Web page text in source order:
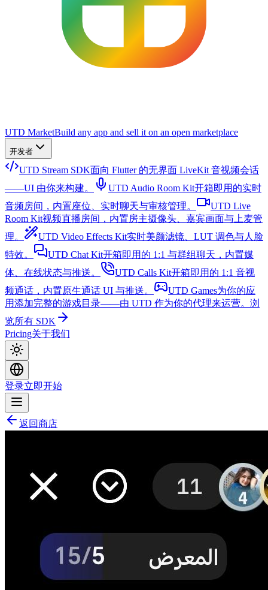
UTD MarketBuild any app and sell it on an open marketplace
开发者
UTD Stream SDK面向 Flutter 的无界面 LiveKit 音视频会话
——UI 由你来构建。
UTD Audio Room Kit开箱即用的实时
音频房间，内置座位、实时聊天与审核管理。
UTD Live
Room Kit视频直播房间，内置房主摄像头、嘉宾画面与上麦管
理。
UTD Video Effects Kit实时美颜滤镜、LUT 调色与人脸
特效。
UTD Chat Kit开箱即用的 1:1 与群组聊天，内置媒
体、在线状态与推送。
UTD Calls Kit开箱即用的 1:1 音视
频通话，内置原生通话 UI 与推送。
UTD Games为你的应
用添加完整的游戏目录——由 UTD 作为你的代理来运营。 浏
览所有 SDK
Pricing关于我们
登录立即开始
返回商店